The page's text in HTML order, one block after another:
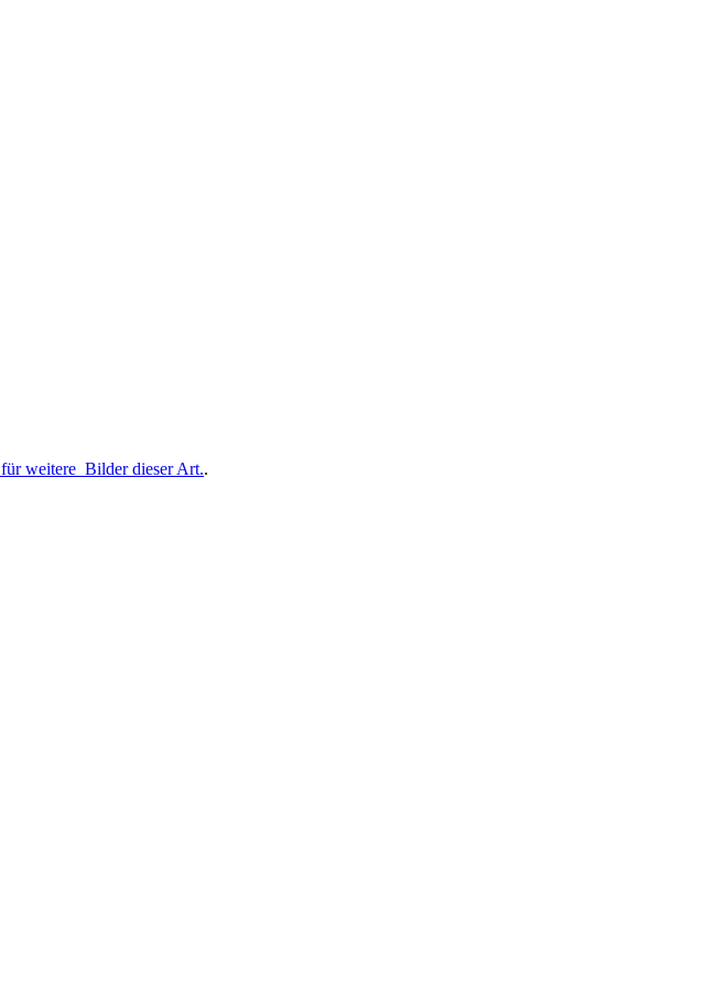
für weitere Bilder dieser Art..